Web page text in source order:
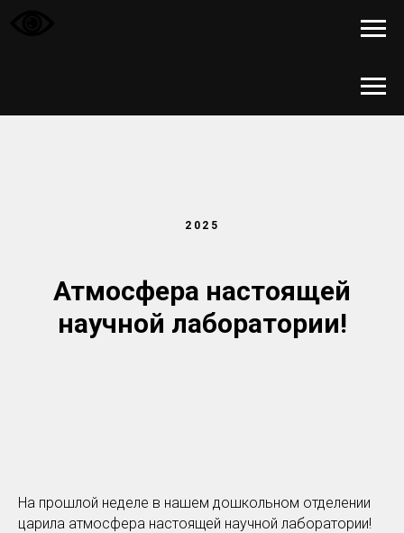
2025
Атмосфера настоящей
научной лаборатории!
На прошлой неделе в нашем дошкольном отделении
царила атмосфера настоящей научной лаборатории!